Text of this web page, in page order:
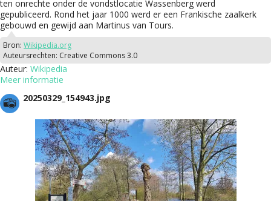
ten onrechte onder de vondstlocatie Wassenberg werd
gepubliceerd. Rond het jaar 1000 werd er een Frankische zaalkerk
gebouwd en gewijd aan Martinus van Tours.
Bron: Wikipedia.org
Auteursrechten: Creative Commons 3.0
Auteur: Wikipedia
Meer informatie
20250329_154943.jpg